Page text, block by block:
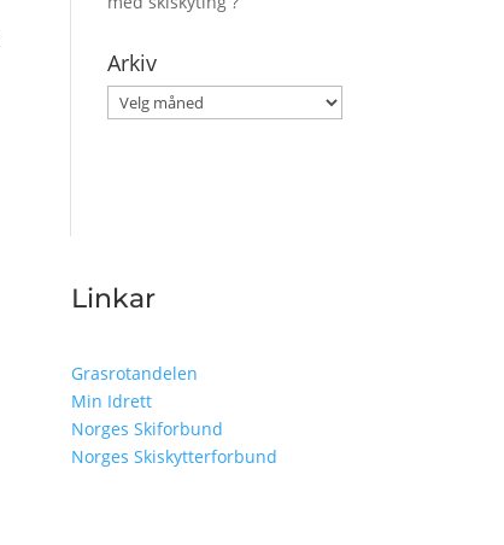
Arkiv
Arkiv
Linkar
Grasrotandelen
Min Idrett
Norges Skiforbund
Norges Skiskytterforbund